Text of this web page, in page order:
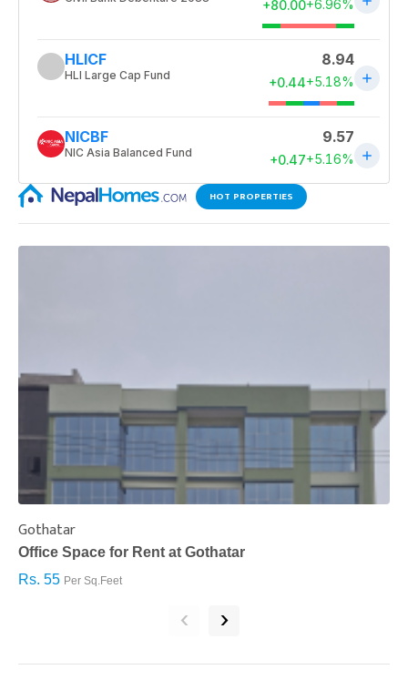
HOT PROPERTIES
Gothatar
Office Space for Rent at Gothatar
Rs. 55 Per Sq.Feet
‹ ›